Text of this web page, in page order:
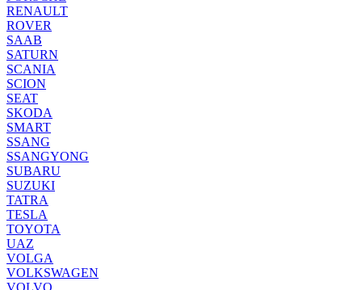
RENAULT
ROVER
SAAB
SATURN
SCANIA
SCION
SEAT
SKODA
SMART
SSANG
SSANGYONG
SUBARU
SUZUKI
TATRA
TESLA
TOYOTA
UAZ
VOLGA
VOLKSWAGEN
VOLVO